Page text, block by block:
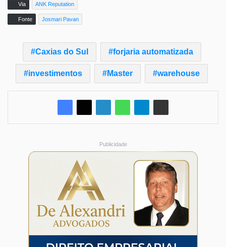
Via ANK Reputation
Fonte Josmari Pavan
Caxias do Sul forjaria automatizada
investimentos Master warehouse
Publicidade